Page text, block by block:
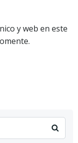
y web en este